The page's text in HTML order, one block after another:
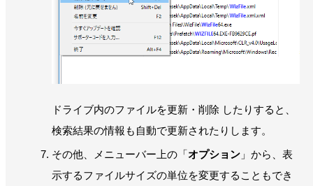
ドライブ内のファイルを更新・削除 したりすると、
検索結果の情報も自動で更新されたりします。
その他、メニューバー上の「オプション 」から、表
示するファイルサイズの単位を変更することもでき